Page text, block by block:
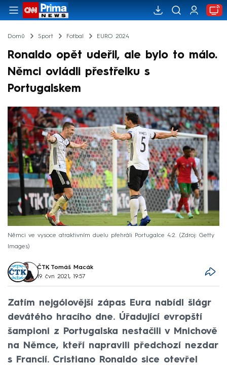
Domů Sport Fotbal EURO 2024
Ronaldo opět udeřil, ale bylo to málo.
Němci ovládli přestřelku s
Portugalskem
Němci ve vysoce atraktivním duelu přehráli Portugalce 4:2.
Zdroj: Getty
Images
ČTK, Tomáš Macák
19. čvn 2021, 19:57
Zatím nejgólovější zápas Eura nabídl šlágr
devátého hracího dne. Úřadující evropští
šampioni z Portugalska nestačili v Mnichově
na Němce, kteří napravili předchozí nezdar
s Francií. Cristiano Ronaldo sice otevřel